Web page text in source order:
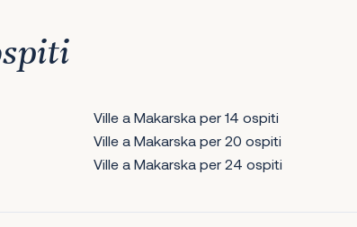
Ville a Makarska per 14 ospiti
Ville a Makarska per 20 ospiti
Ville a Makarska per 24 ospiti